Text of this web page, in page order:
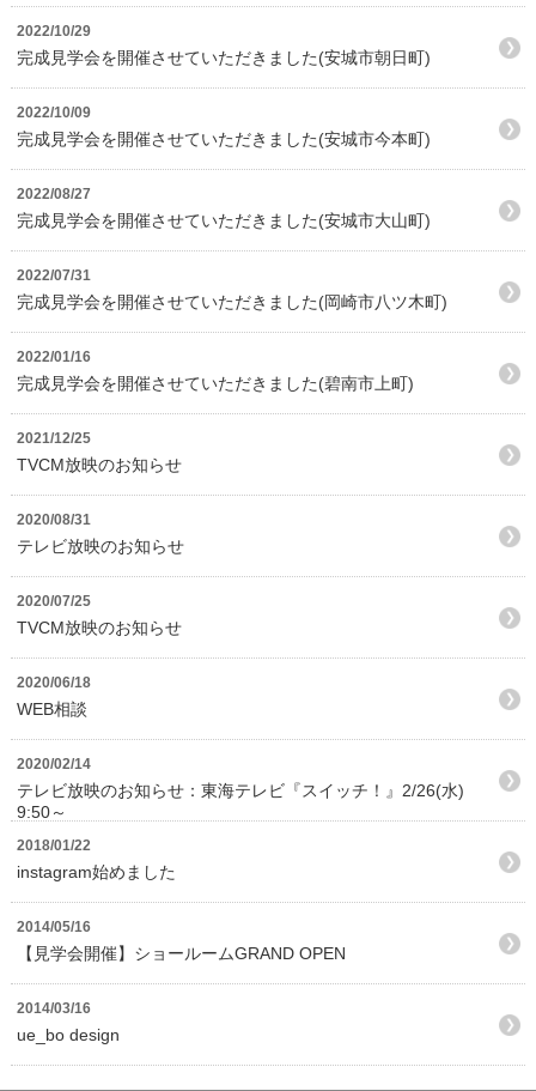
2022/10/29
完成見学会を開催させていただきました(安城市朝日町)
2022/10/09
完成見学会を開催させていただきました(安城市今本町)
2022/08/27
完成見学会を開催させていただきました(安城市大山町)
2022/07/31
完成見学会を開催させていただきました(岡崎市八ツ木町)
2022/01/16
完成見学会を開催させていただきました(碧南市上町)
2021/12/25
TVCM放映のお知らせ
2020/08/31
テレビ放映のお知らせ
2020/07/25
TVCM放映のお知らせ
2020/06/18
WEB相談
2020/02/14
テレビ放映のお知らせ：東海テレビ『スイッチ！』2/26(水)
9:50～
2018/01/22
instagram始めました
2014/05/16
【見学会開催】ショールームGRAND OPEN
2014/03/16
ue_bo design